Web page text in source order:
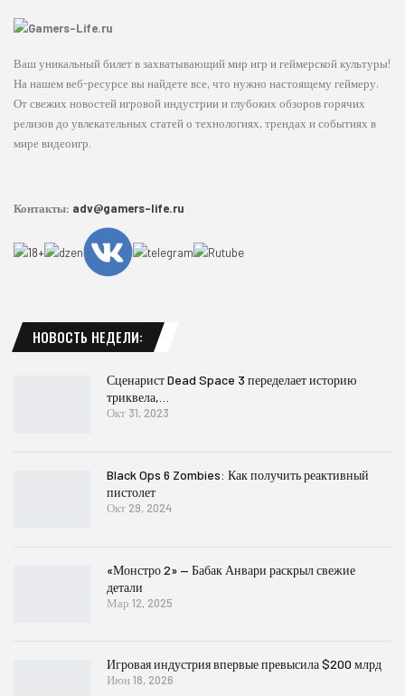
Ваш уникальный билет в захватывающий мир игр и геймерской культуры!
На нашем веб-ресурсе вы найдете все, что нужно настоящему геймеру.
От свежих новостей игровой индустрии и глубоких обзоров горячих
релизов до увлекательных статей о технологиях, трендах и событиях в
мире видеоигр.
Контакты: adv@gamers-life.ru
НОВОСТЬ НЕДЕЛИ:
Сценарист Dead Space 3 переделает историю
триквела,…
Окт 31, 2023
Black Ops 6 Zombies: Как получить реактивный
пистолет
Окт 29, 2024
«Монстро 2» — Бабак Анвари раскрыл свежие
детали
Мар 12, 2025
Игровая индустрия впервые превысила $200 млрд
Июн 18, 2026